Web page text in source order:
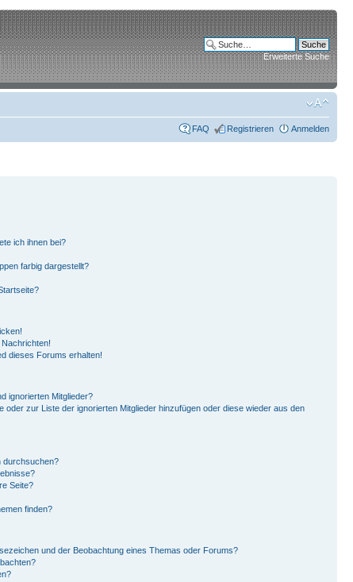
Erweiterte Suche
FAQ Registrieren Anmelden
ich ihnen bei?
farbig dargestellt?
dieses Forums erhalten!
ignorierten Mitglieder?
oder zur Liste der ignorierten Mitglieder hinzufügen oder diese wieder aus den
durchsuchen?
Seite?
finden?
und der Beobachtung eines Themas oder Forums?